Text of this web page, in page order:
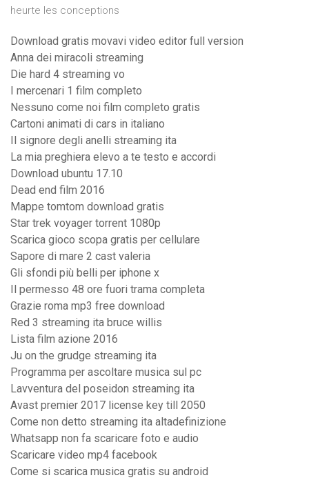
heurte les conceptions
Download gratis movavi video editor full version
Anna dei miracoli streaming
Die hard 4 streaming vo
I mercenari 1 film completo
Nessuno come noi film completo gratis
Cartoni animati di cars in italiano
Il signore degli anelli streaming ita
La mia preghiera elevo a te testo e accordi
Download ubuntu 17.10
Dead end film 2016
Mappe tomtom download gratis
Star trek voyager torrent 1080p
Scarica gioco scopa gratis per cellulare
Sapore di mare 2 cast valeria
Gli sfondi più belli per iphone x
Il permesso 48 ore fuori trama completa
Grazie roma mp3 free download
Red 3 streaming ita bruce willis
Lista film azione 2016
Ju on the grudge streaming ita
Programma per ascoltare musica sul pc
Lavventura del poseidon streaming ita
Avast premier 2017 license key till 2050
Come non detto streaming ita altadefinizione
Whatsapp non fa scaricare foto e audio
Scaricare video mp4 facebook
Come si scarica musica gratis su android